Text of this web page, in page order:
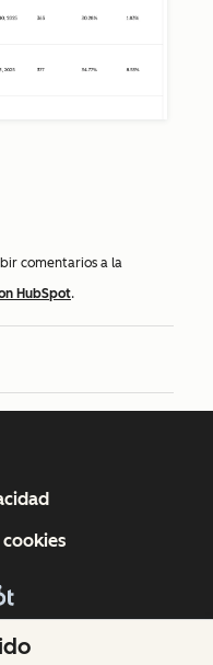
comentarios a la
HubSpot.
Inc.